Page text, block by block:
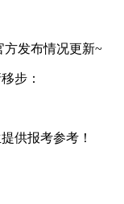
发布情况更新~
步：
供报考参考！